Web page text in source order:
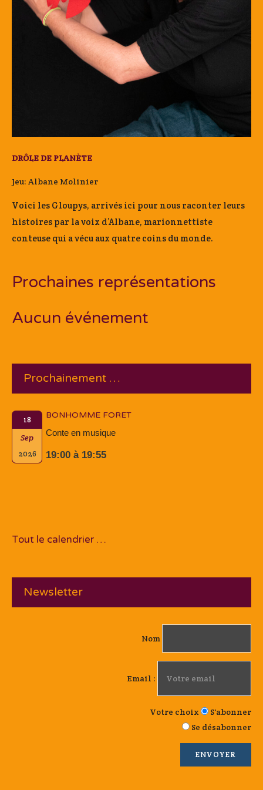
DRÔLE DE PLANÈTE
Jeu: Albane Molinier
Voici les Gloupys, arrivés ici pour nous raconter leurs
histoires par la voix d’Albane, marionnettiste
conteuse qui a vécu aux quatre coins du monde.
Prochaines représentations
Aucun événement
Prochainement …
18
Sep
2026
BONHOMME FORET
Conte en musique
19:00 à 19:55
Tout le calendrier …
Newsletter
Nom
Email :
Votre choix
S'abonner
Se désabonner